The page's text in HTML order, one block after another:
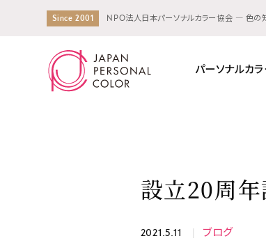
Since 2001 NPO法人日本パーソナルカラー協会 ― 色の
パーソナルカ
設立20周
2021.5.11 ブログ